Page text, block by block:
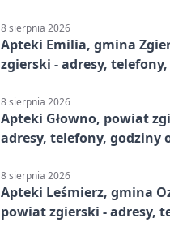
8 sierpnia 2026
Apteki Emilia, gmina
zgierski - adresy,
8 sierpnia 2026
Apteki Głowno, powiat
adresy, telefony, godziny
8 sierpnia 2026
Apteki Leśmierz, gmina
powiat zgierski - adresy,